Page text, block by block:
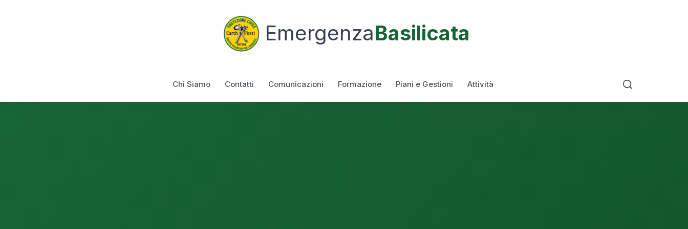
EmergenzaBasilicata
Chi Siamo Contatti Comunicazioni Formazione Piani e Gestioni Attività